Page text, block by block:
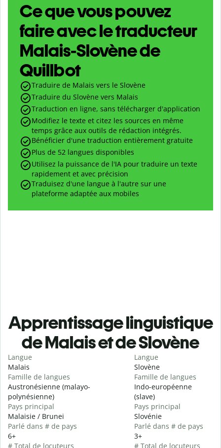
Ce que vous pouvez
faire avec le traducteur
Malais-Slovène de
Quillbot
Traduire de Malais vers le Slovène
Traduire du Slovène vers Malais
Traduction en ligne, sans télécharger d'application
Modifiez le texte et citez les sources en même
temps grâce aux outils de rédaction intégrés.
Bénéficier d'une traduction entièrement gratuite
Plus de 52 langues disponibles
Utilisez la puissance de l'IA pour traduire un texte
rapidement et avec précision
Traduisez d'une langue à l'autre sur une
plateforme adaptée aux mobiles
Apprentissage linguistique
de Malais et de Slovène
Langue
Malais
Famille de langues
Austronésienne (malayo-
polynésienne)
Pays principal
Malaisie / Brunei
Parlé dans # de pays
6+
# Total de locuteurs
Langue
Slovène
Famille de langues
Indo-européenne
(slave)
Pays principal
Slovénie
Parlé dans # de pays
3+
# Total de locuteurs